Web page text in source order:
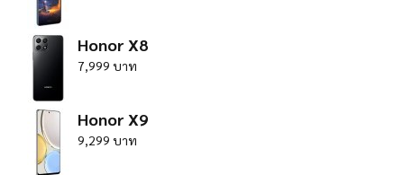
Honor X8
7,999 บาท
Honor X9
9,299 บาท